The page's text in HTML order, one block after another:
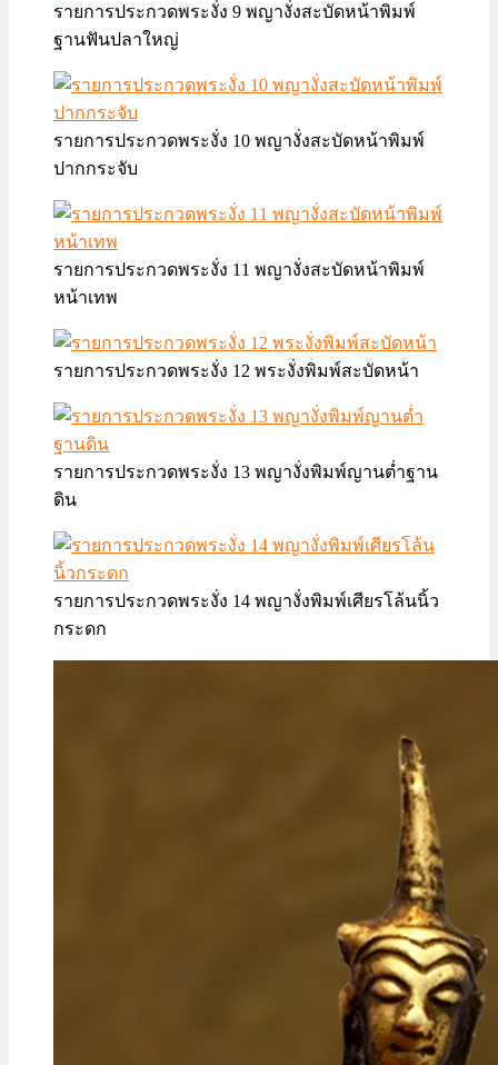
รายการประกวดพระงั่ง 9 พญางั่งสะบัดหน้าพิมพ์
ฐานฟันปลาใหญ่
รายการประกวดพระงั่ง 10 พญางั่งสะบัดหน้าพิมพ์
ปากกระจับ
รายการประกวดพระงั่ง 11 พญางั่งสะบัดหน้าพิมพ์
หน้าเทพ
รายการประกวดพระงั่ง 12 พระงั่งพิมพ์สะบัดหน้า
รายการประกวดพระงั่ง 13 พญางั่งพิมพ์ญานต่ำฐาน
ดิน
รายการประกวดพระงั่ง 14 พญางั่งพิมพ์เศียรโล้นนิ้ว
กระดก